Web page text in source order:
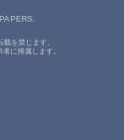
を禁じます。
に帰属します。